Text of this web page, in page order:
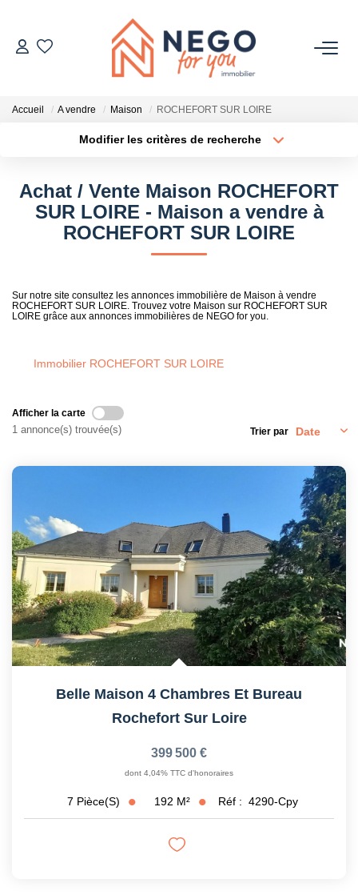
ACHETER
IMMOBILIER PRO
Accueil A vendre Maison ROCHEFORT SUR LOIRE
Modifier les critères de recherche
Sélectionnez...
Type de bien
Achat / Vente Maison ROCHEFORT
SUR LOIRE - Maison a vendre à
ROCHEFORT SUR LOIRE
Sur notre site consultez les annonces immobilière de Maison à vendre
ROCHEFORT SUR LOIRE. Trouvez votre Maison sur ROCHEFORT SUR
LOIRE grâce aux annonces immobilières de NEGO for you.
Immobilier ROCHEFORT SUR LOIRE
Afficher la carte
1 annonce(s) trouvée(s) Trier par
Belle Maison 4 Chambres Et Bureau
Rochefort Sur Loire
399 500 €
dont 4,04% TTC d'honoraires
7 Pièce(s) 192 M² Réf : 4290-Cpy